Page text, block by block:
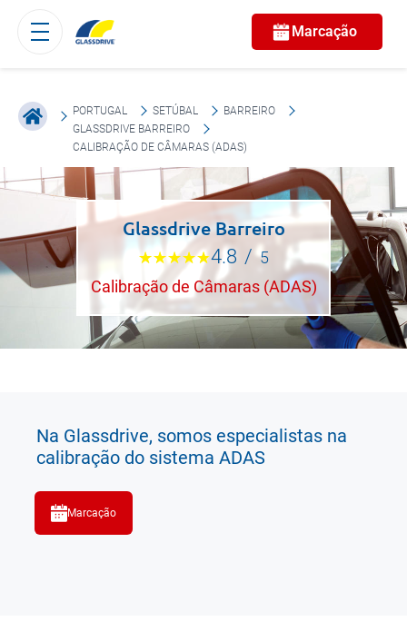
Marcação
PORTUGAL SETÚBAL
BARREIRO
GLASSDRIVE BARREIRO
CALIBRAÇÃO DE CÂMARAS (ADAS)
Glassdrive Barreiro
4.8 / 5
Calibração de Câmaras (ADAS)
Na Glassdrive, somos especialistas na
calibração do sistema ADAS
Marcação